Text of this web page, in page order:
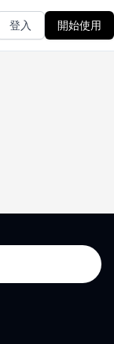
登入 開始使用